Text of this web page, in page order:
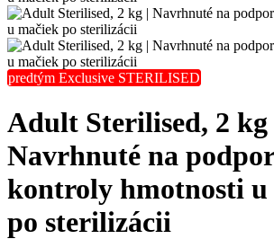
predtým Exclusive STERILISED
Adult Sterilised, 2 kg
Navrhnuté na
kontroly hmotnosti u
po sterilizácii